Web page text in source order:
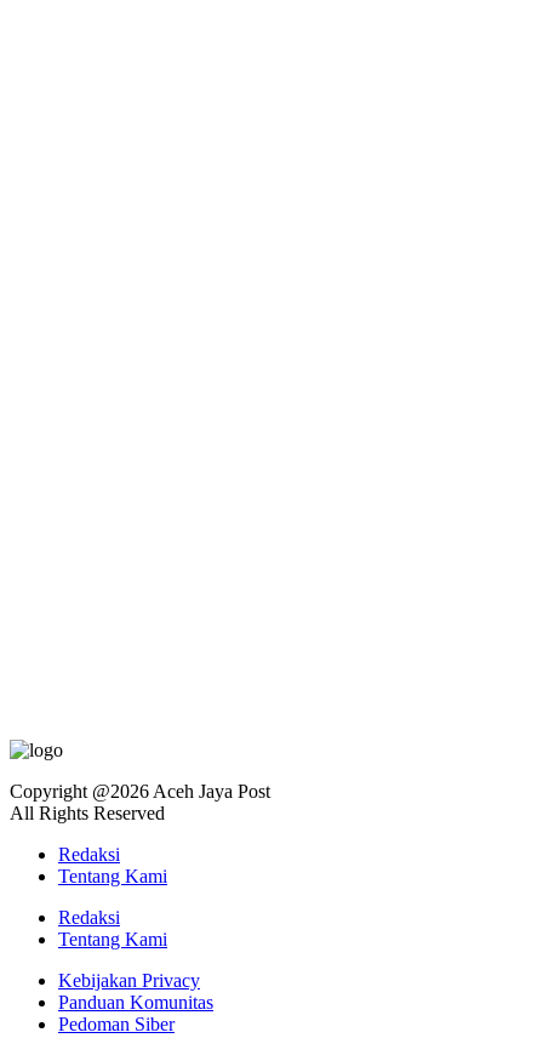
Copyright @2026 Aceh Jaya Post
All Rights Reserved
Redaksi
Tentang Kami
Redaksi
Tentang Kami
Kebijakan Privacy
Panduan Komunitas
Pedoman Siber